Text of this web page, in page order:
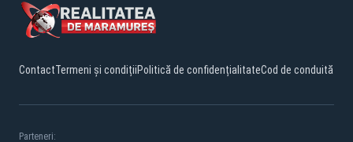
ContactTermeni și condițiiPolitică de confidențialitateCod de conduită
Parteneri: